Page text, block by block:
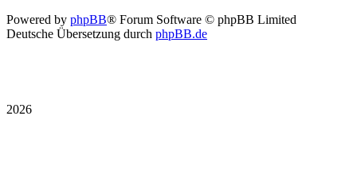
Powered by phpBB® Forum Software © phpBB Limited
Deutsche Übersetzung durch phpBB.de
2026